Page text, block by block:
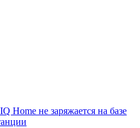
Home не заряжается на базе